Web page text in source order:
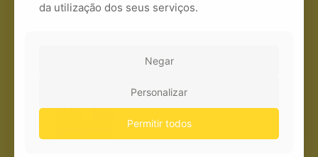
Yale Lisboa
da utilização dos seus serviços.
Negar
Personalizar
Permitir todos